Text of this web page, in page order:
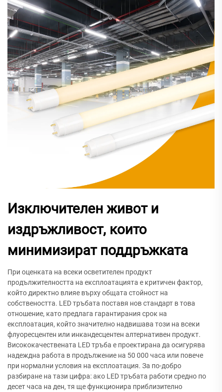
Изключителен живот и
издръжливост, които
минимизират поддръжката
При оценката на всеки осветителен продукт
продължителността на експлоатацията е критичен фактор,
който директно влияе върху общата стойност на
собствеността. LED тръбата поставя нов стандарт в това
отношение, като предлага гарантирания срок на
експлоатация, който значително надвишава този на всеки
флуоресцентен или инкандесцентен алтернативен продукт.
Висококачествената LED тръба е проектирана да осигурява
надеждна работа в продължение на 50 000 часа или повече
при нормални условия на експлоатация. За по-добро
разбиране на тази цифра: ако LED тръбата работи средно по
десет часа на ден, тя ще функционира приблизително